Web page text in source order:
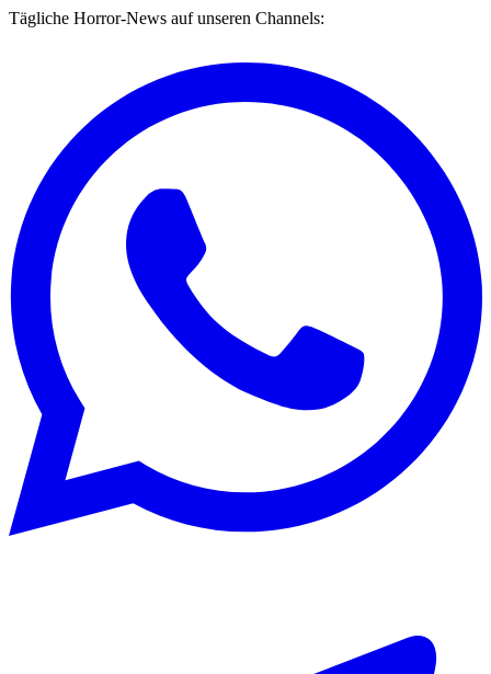
Tägliche Horror-News auf unseren Channels: